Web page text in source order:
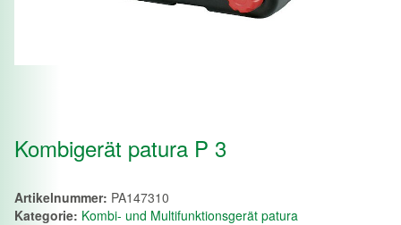
Kombigerät patura P 3
Artikelnummer: PA147310
Kategorie: Kombi- und Multifunktionsgerät patura